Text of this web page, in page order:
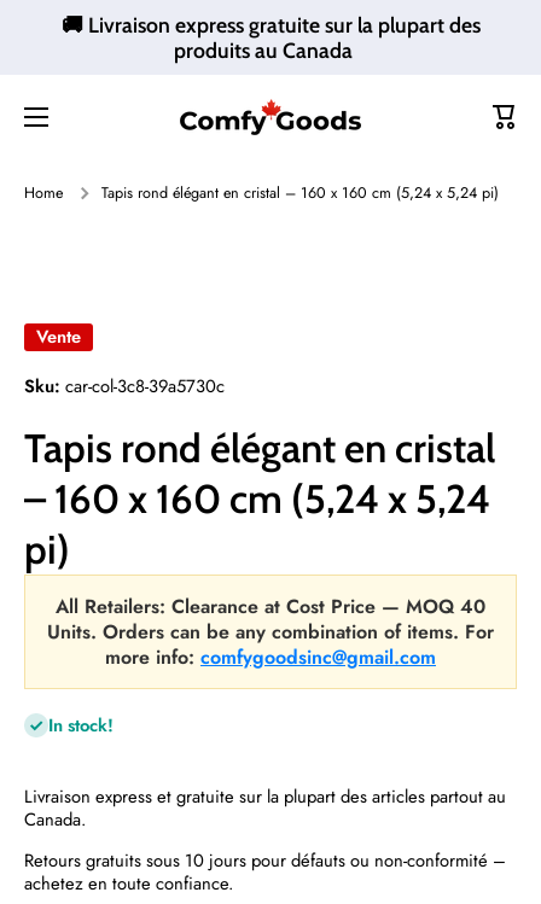
Ignorer et passer au contenu
🚚 Livraison express gratuite sur la plupart des
produits au Canada
Home Tapis rond élégant en cristal – 160 x 160 cm (5,24 x 5,24 pi)
Vente
Sku: car-col-3c8-39a5730c
Tapis rond élégant en cristal
– 160 x 160 cm (5,24 x 5,24
pi)
All Retailers: Clearance at Cost Price — MOQ 40
Units. Orders can be any combination of items. For
more info: comfygoodsinc@gmail.com
In stock!
Livraison express et gratuite sur la plupart des articles partout au
Canada.
Retours gratuits sous 10 jours pour défauts ou non-conformité –
achetez en toute confiance.